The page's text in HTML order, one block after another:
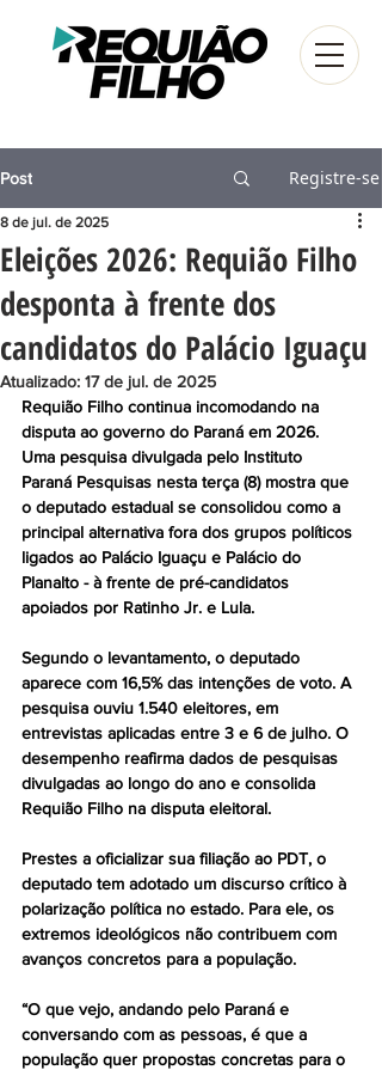
Post Registre-se
Eleições 2026: Requião Filho
desponta à frente dos
candidatos do Palácio Iguaçu
8 de jul. de 2025
Atualizado: 17 de jul. de 2025
Requião Filho continua incomodando na
disputa ao governo do Paraná em 2026.
Uma pesquisa divulgada pelo Instituto
Paraná Pesquisas nesta terça (8) mostra que
o deputado estadual se consolidou como a
principal alternativa fora dos grupos políticos
ligados ao Palácio Iguaçu e Palácio do
Planalto - à frente de pré-candidatos
apoiados por Ratinho Jr. e Lula.
Segundo o levantamento, o deputado
aparece com 16,5% das intenções de voto. A
pesquisa ouviu 1.540 eleitores, em
entrevistas aplicadas entre 3 e 6 de julho. O
desempenho reafirma dados de pesquisas
divulgadas ao longo do ano e consolida
Requião Filho na disputa eleitoral.
Prestes a oficializar sua filiação ao PDT, o
deputado tem adotado um discurso crítico à
polarização política no estado. Para ele, os
extremos ideológicos não contribuem com
avanços concretos para a população.
“O que vejo, andando pelo Paraná e
conversando com as pessoas, é que a
população quer propostas concretas para o